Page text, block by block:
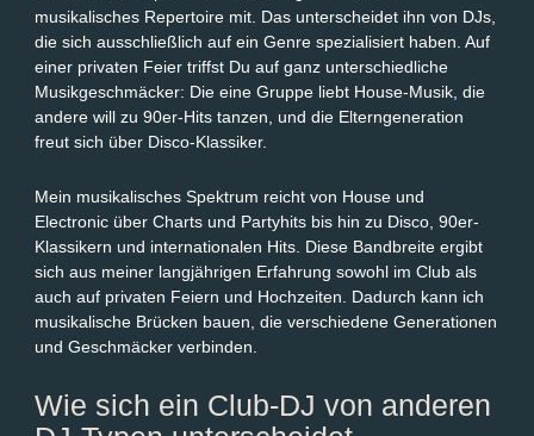
musikalisches Repertoire mit. Das unterscheidet ihn von DJs,
die sich ausschließlich auf ein Genre spezialisiert haben. Auf
einer privaten Feier triffst Du auf ganz unterschiedliche
Musikgeschmäcker: Die eine Gruppe liebt House-Musik, die
andere will zu 90er-Hits tanzen, und die Elterngeneration
freut sich über Disco-Klassiker.
Mein musikalisches Spektrum reicht von House und
Electronic über Charts und Partyhits bis hin zu Disco, 90er-
Klassikern und internationalen Hits. Diese Bandbreite ergibt
sich aus meiner langjährigen Erfahrung sowohl im Club als
auch auf privaten Feiern und Hochzeiten. Dadurch kann ich
musikalische Brücken bauen, die verschiedene Generationen
und Geschmäcker verbinden.
Wie sich ein Club-DJ von anderen